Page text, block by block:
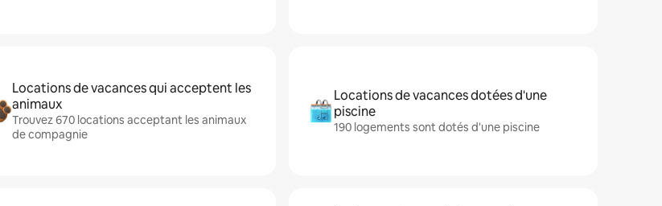
Locations de vacances qui acceptent les
animaux
Trouvez 670 locations acceptant les animaux
de compagnie
Locations de vacances dotées d'une
piscine
190 logements sont dotés d'une piscine